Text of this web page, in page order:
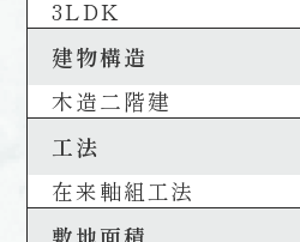
3LDK
建物構造
木造二階建
工法
在来軸組工法